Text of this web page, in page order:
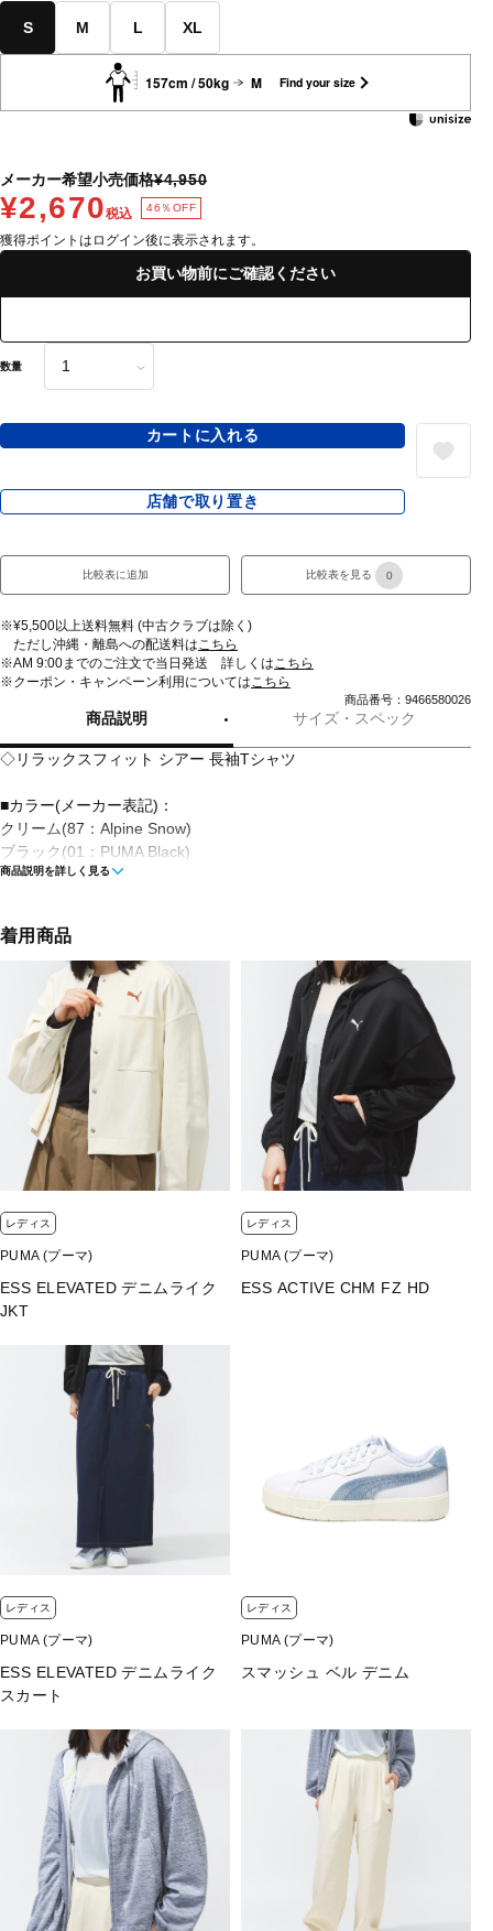
S M L XL
157cm / 50kg M Find your size
メーカー希望小売価格¥4,950
¥2,670税込 46％OFF
獲得ポイントはログイン後に表示されます。
お買い物前にご確認ください
数量
カートに入れる
店舗で取り置き
比較表に追加 比較表を見る 0
※¥5,500以上送料無料 (中古クラブは除く)
ただし沖縄・離島への配送料はこちら
※AM 9:00までのご注文で当日発送 詳しくはこちら
※クーポン・キャンペーン利用についてはこちら
商品番号：9466580026
商品説明 サイズ・スペック
◇リラックスフィット シアー 長袖Tシャツ
■カラー(メーカー表記)：
クリーム(87：Alpine Snow)
ブラック(01：PUMA Black)
ペールブルー(42：Silver Mist)
■素材：ナイロン84％ ポリウレタン16％
■生産国：中国
■2026 Spring＆Summer モデル
■メーカー型番：693761
商品説明を詳しく見る
着用商品
レディス
PUMA (プーマ)
ESS ELEVATED デニムライク
JKT
レディス
PUMA (プーマ)
ESS ACTIVE CHM FZ HD
レディス
PUMA (プーマ)
ESS ELEVATED デニムライク
スカート
レディス
PUMA (プーマ)
スマッシュ ベル デニム